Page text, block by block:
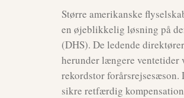
Større amerikanske
en øjeblikkelig løsning på
(DHS). De ledende
herunder længere
rekordstor forårsrejsesæson.
sikre retfærdig